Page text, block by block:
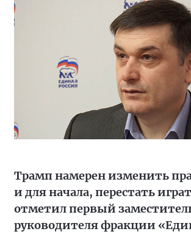
Трамп намерен изменить
и для начала, перестать
отметил первый
руководителя фракции